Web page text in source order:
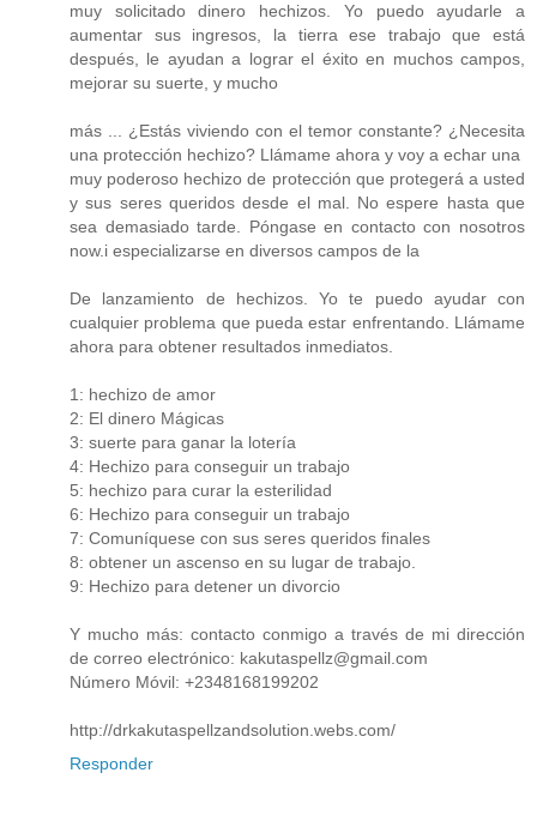
muy solicitado dinero hechizos. Yo puedo ayudarle a
aumentar sus ingresos, la tierra ese trabajo que está
después, le ayudan a lograr el éxito en muchos campos,
mejorar su suerte, y mucho
más ... ¿Estás viviendo con el temor constante? ¿Necesita
una protección hechizo? Llámame ahora y voy a echar una
muy poderoso hechizo de protección que protegerá a usted
y sus seres queridos desde el mal. No espere hasta que
sea demasiado tarde. Póngase en contacto con nosotros
now.i especializarse en diversos campos de la
De lanzamiento de hechizos. Yo te puedo ayudar con
cualquier problema que pueda estar enfrentando. Llámame
ahora para obtener resultados inmediatos.
1: hechizo de amor
2: El dinero Mágicas
3: suerte para ganar la lotería
4: Hechizo para conseguir un trabajo
5: hechizo para curar la esterilidad
6: Hechizo para conseguir un trabajo
7: Comuníquese con sus seres queridos finales
8: obtener un ascenso en su lugar de trabajo.
9: Hechizo para detener un divorcio
Y mucho más: contacto conmigo a través de mi dirección
de correo electrónico: kakutaspellz@gmail.com
Número Móvil: +2348168199202
http://drkakutaspellzandsolution.webs.com/
Responder